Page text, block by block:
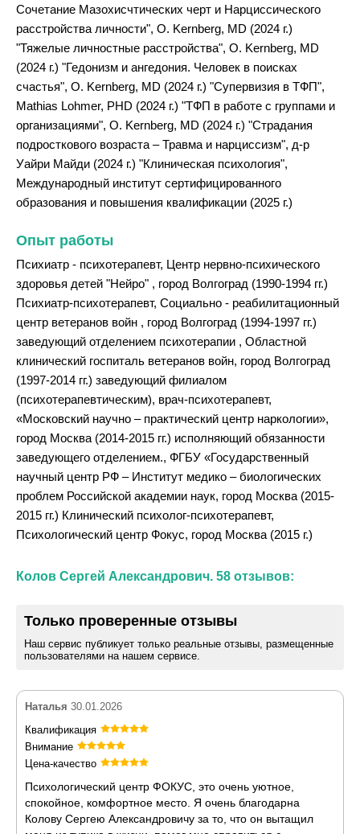
Сочетание Мазохисчтических черт и Нарциссического
расстройства личности", O. Kernberg, MD (2024 г.)
"Тяжелые личностные расстройства", O. Kernberg, MD
(2024 г.) "Гедонизм и ангедония. Человек в поисках
счастья", O. Kernberg, MD (2024 г.) "Супервизия в ТФП",
Mathias Lohmer, PHD (2024 г.) "ТФП в работе с группами и
организациями", O. Kernberg, MD (2024 г.) "Страдания
подросткового возраста – Травма и нарциссизм", д-р
Уайри Майди (2024 г.) "Клиническая психология",
Международный институт сертифицированного
образования и повышения квалификации (2025 г.)
Опыт работы
Психиатр - психотерапевт, Центр нервно-психического
здоровья детей "Нейро" , город Волгоград (1990-1994 гг.)
Психиатр-психотерапевт, Социально - реабилитационный
центр ветеранов войн , город Волгоград (1994-1997 гг.)
заведующий отделением психотерапии , Областной
клинический госпиталь ветеранов войн, город Волгоград
(1997-2014 гг.) заведующий филиалом
(психотерапевтическим), врач-психотерапевт,
«Московский научно – практический центр наркологии»,
город Москва (2014-2015 гг.) исполняющий обязанности
заведующего отделением., ФГБУ «Государственный
научный центр РФ – Институт медико – биологических
проблем Российской академии наук, город Москва (2015-
2015 гг.) Клинический психолог-психотерапевт,
Психологический центр Фокус, город Москва (2015 г.)
Колов Сергей Александрович. 58 отзывов:
Только проверенные отзывы
Наш сервис публикует только реальные отзывы, размещенные
пользователями на нашем сервисе.
Наталья 30.01.2026
Квалификация
Внимание
Цена-качество
Психологический центр ФОКУС, это очень уютное,
спокойное, комфортное место. Я очень благодарна
Колову Сергею Александровичу за то, что он вытащил